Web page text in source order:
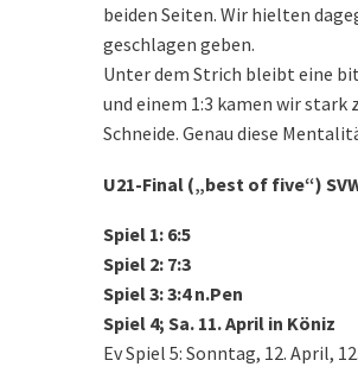
beiden Seiten. Wir hielten
geschlagen geben.
Unter dem Strich bleibt eine
und einem 1:3 kamen wir stark
Schneide. Genau diese
U21-Final („best of five“)
Spiel 1: 6:5
Spiel 2: 7:3
Spiel 3: 3:4 n.Pen
Spiel 4; Sa. 11. April in Köniz
Ev Spiel 5: Sonntag, 12. April,